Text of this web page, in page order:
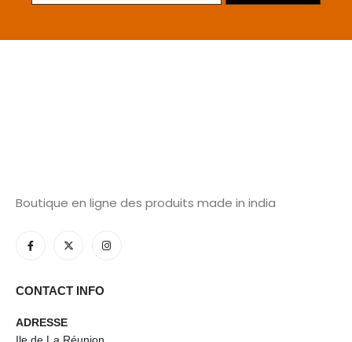
Boutique en ligne des produits made in india
CONTACT INFO
ADRESSE